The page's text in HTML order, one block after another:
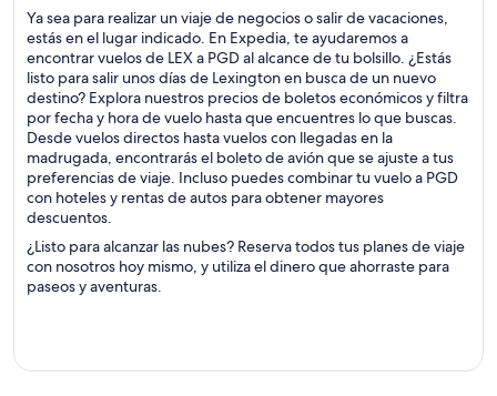
Ya sea para realizar un viaje de negocios o salir de vacaciones,
estás en el lugar indicado. En Expedia, te ayudaremos a
encontrar vuelos de LEX a PGD al alcance de tu bolsillo. ¿Estás
listo para salir unos días de Lexington en busca de un nuevo
destino? Explora nuestros precios de boletos económicos y filtra
por fecha y hora de vuelo hasta que encuentres lo que buscas.
Desde vuelos directos hasta vuelos con llegadas en la
madrugada, encontrarás el boleto de avión que se ajuste a tus
preferencias de viaje. Incluso puedes combinar tu vuelo a PGD
con hoteles y rentas de autos para obtener mayores
descuentos.
¿Listo para alcanzar las nubes? Reserva todos tus planes de viaje
con nosotros hoy mismo, y utiliza el dinero que ahorraste para
paseos y aventuras.